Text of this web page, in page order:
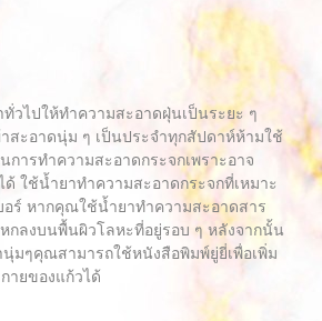
วไปให้ทำความสะอาดฝุ่นเป็นระยะ ๆ
สะอาดนุ่ม ๆ เป็นประจำทุกสัปดาห์ห้ามใช้
ารทำความสะอาดกระจกเพราะอาจ
ใช้น้ำยาทำความสะอาดกระจกที่เหมาะ
อร์ หากคุณใช้น้ำยาทำความสะอาดสาร
หกลงบนพื้นผิวโลหะที่อยู่รอบ ๆ หลังจากนั้น
นุ่มๆคุณสามารถใช้หนังสือพิมพ์ยู่ยี่เพื่อเพิ่ม
ายของแก้วได้